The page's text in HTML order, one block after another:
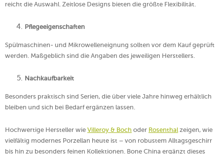
reicht die Auswahl. Zeitlose Designs bieten die größte Flexibilität.
Pflegeeigenschaften
Spülmaschinen- und Mikrowelleneignung sollten vor dem Kauf geprüft
werden. Maßgeblich sind die Angaben des jeweiligen Herstellers.
Nachkaufbarkeit
Besonders praktisch sind Serien, die über viele Jahre hinweg erhältlich
bleiben und sich bei Bedarf ergänzen lassen.
Hochwertige Hersteller wie Villeroy & Boch oder Rosenthal zeigen, wie
vielfältig modernes Porzellan heute ist – von robustem Alltagsgeschirr
bis hin zu besonders feinen Kollektionen. Bone China ergänzt dieses